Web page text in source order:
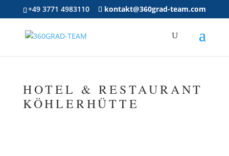
+49 3771 4983110 kontakt@360grad-team.com
HOTEL & RESTAURANT
KÖHLERHÜTTE